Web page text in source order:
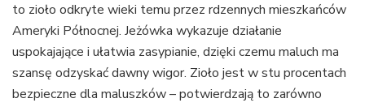
to zioło odkryte wieki temu przez rdzennych mieszkańców
Ameryki Północnej. Jeżówka wykazuje działanie
uspokajające i ułatwia zasypianie, dzięki czemu maluch ma
szansę odzyskać dawny wigor. Zioło jest w stu procentach
bezpieczne dla maluszków – potwierdzają to zarówno